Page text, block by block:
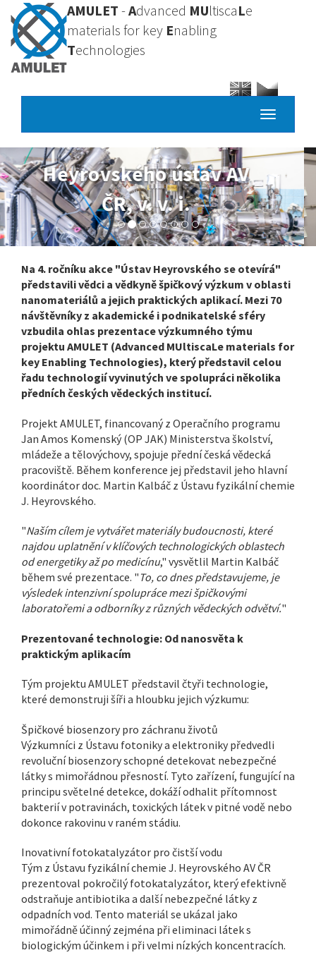
Přejít
hlavnímu
obsahu
AMULET -Advanced MUltiscaLe
materials for key Enabling
Technologies
Toggle
Vysoká škola
chemicko-
technologická v Praze
Na 4. ročníku akce "Ústav Heyrovského se otevírá"
představili vědci a vědkyně špičkový výzkum v oblasti
nanomateriálů a jejich praktických aplikací. Mezi 70
návštěvníky z akademické i podnikatelské sféry
vzbudila ohlas prezentace výzkumného týmu
projektu AMULET (Advanced MUltiscaLe materials for
key Enabling Technologies), který představil celou
řadu technologií vyvinutých ve spolupráci několika
předních českých vědeckých institucí.
Projekt AMULET, financovaný z Operačního programu
Jan Amos Komenský (OP JAK) Ministerstva školství,
mládeže a tělovýchovy, spojuje přední česká vědecká
pracoviště. Během konference jej představil jeho hlavní
koordinátor doc. Martin Kalbáč z Ústavu fyzikální chemie
J. Heyrovského.
"Naším cílem je vytvářet materiály budoucnosti, které
najdou uplatnění v klíčových technologických oblastech
od energetiky až po medicínu," vysvětlil Martin Kalbáč
během své prezentace. " To, co dnes představujeme, je
výsledek intenzivní spolupráce mezi špičkovými
laboratořemi a odborníky z různých vědeckých odvětví."
Prezentované technologie: Od nanosvěta k
praktickým aplikacím
Tým projektu AMULET představil čtyři technologie,
které demonstruji šíři a hloubku jejich výzkumu:
Špičkové biosenzory pro záchranu životů
Výzkumníci z Ústavu fotoniky a elektroniky předvedli
revoluční biosenzory schopné detekovat nebezpečné
látky s mimořádnou přesností. Tyto zařízení, fungující na
principu světelné detekce, dokáží odhalit přítomnost
bakterií v potravinách, toxických látek v pitné vodě nebo
dokonce rakovinu v raném stádiu.
Inovativní fotokatalyzátor pro čistší vodu
Tým z Ústavu fyzikální chemie J. Heyrovského AV ČR
prezentoval pokročilý fotokatalyzátor, který efektivně
odstraňuje antibiotika a další nebezpečné látky z
odpadních vod. Tento materiál se ukázal jako
mimořádně účinný zejména při eliminaci látek s
biologickým účinkem i při velmi nízkých koncentracích.